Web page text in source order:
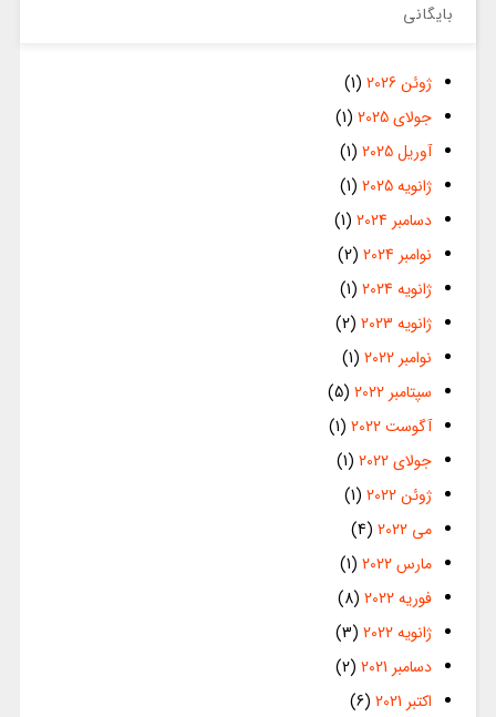
بایگانی
ژوئن 2026
(1)
جولای 2025
(1)
آوریل 2025
(1)
ژانویه 2025
(1)
دسامبر 2024
(1)
نوامبر 2024
(2)
ژانویه 2024
(1)
ژانویه 2023
(2)
نوامبر 2022
(1)
سپتامبر 2022
(5)
آگوست 2022
(1)
جولای 2022
(1)
ژوئن 2022
(1)
می 2022
(4)
مارس 2022
(1)
فوریه 2022
(8)
ژانویه 2022
(3)
دسامبر 2021
(2)
اکتبر 2021
(6)